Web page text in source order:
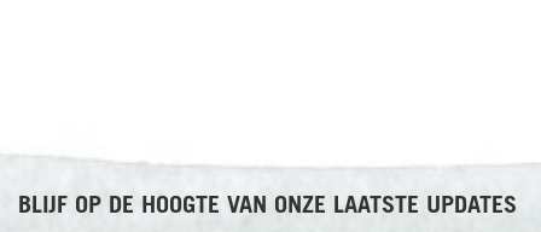
BLIJF OP DE HOOGTE VAN ONZE LAATSTE UPDATES